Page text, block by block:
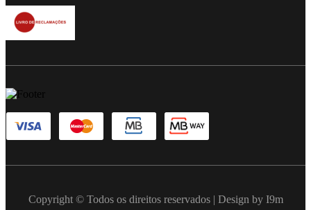
Copyright © Todos os direitos reservados | Design by I9m